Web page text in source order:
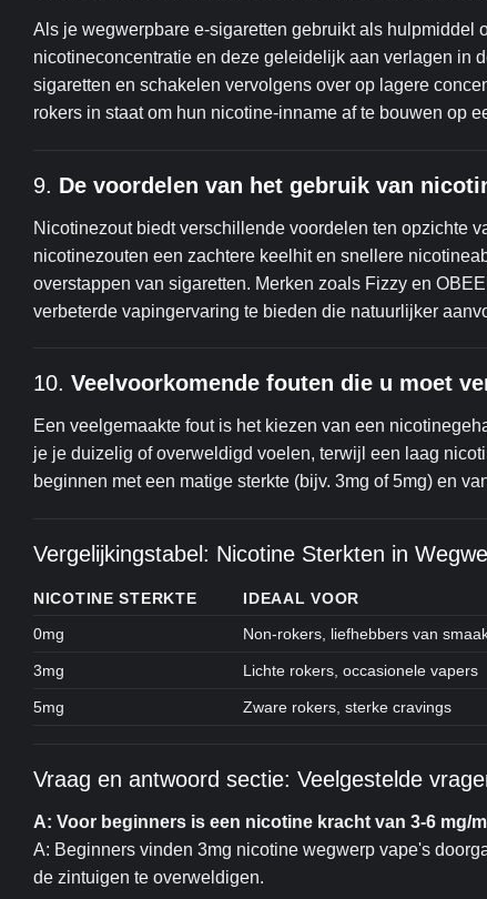
Als je wegwerpbare e-sigaretten gebruikt als hulpmiddel
nicotineconcentratie en deze geleidelijk aan verlagen in
sigaretten en schakelen vervolgens over op lagere
rokers in staat om hun nicotine-inname af te bouwen op
9. De voordelen van het gebruik van
Nicotinezout biedt verschillende voordelen ten opzichte
nicotinezouten een zachtere keelhit en snellere
overstappen van sigaretten. Merken zoals Fizzy en
verbeterde vapingervaring te bieden die natuurlijker
10. Veelvoorkomende fouten die u moet
Een veelgemaakte fout is het kiezen van een
je je duizelig of overweldigd voelen, terwijl een laag
beginnen met een matige sterkte (bijv. 3mg of 5mg) en
Vergelijkingstabel: Nicotine Sterkten in
NICOTINE STERKTE IDEAAL VOOR
0mg
Non-rokers, liefhebbers van
3mg Lichte rokers, occasionele vapers
5mg Zware rokers, sterke cravings
Vraag en antwoord sectie: Veelgestelde
A: Voor beginners is een nicotine kracht van 3-6 mg/
A: Beginners vinden 3mg nicotine wegwerp vape's
de zintuigen te overweldigen.